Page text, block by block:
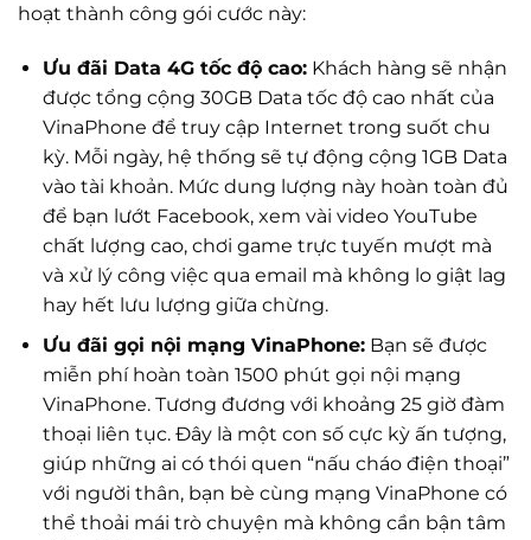
hoạt thành công gói cước này:
Ưu đãi Data 4G tốc độ cao:Khách hàng sẽ nhận
được tổng cộng 30GB Data tốc độ cao nhất của
VinaPhone để truy cập Internet trong suốt chu
kỳ. Mỗi ngày, hệ thống sẽ tự động cộng 1GB Data
vào tài khoản. Mức dung lượng này hoàn toàn đủ
để bạn lướt Facebook, xem vài video YouTube
chất lượng cao, chơi game trực tuyến mượt mà
và xử lý công việc qua email mà không lo giật lag
hay hết lưu lượng giữa chừng.
Ưu đãi gọi nội mạng VinaPhone:Bạn sẽ được
miễn phí hoàn toàn 1500 phút gọi nội mạng
VinaPhone. Tương đương với khoảng 25 giờ đàm
thoại liên tục. Đây là một con số cực kỳ ấn tượng,
giúp những ai có thói quen “nấu cháo điện thoại”
với người thân, bạn bè cùng mạng VinaPhone có
thể thoải mái trò chuyện mà không cần bận tâm